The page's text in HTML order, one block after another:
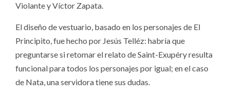
Violante y Víctor Zapata.
El diseño de vestuario, basado en los personajes de El
Principito, fue hecho por Jesús Telléz: habría que
preguntarse si retomar el relato de Saint-Exupéry resulta
funcional para todos los personajes por igual; en el caso
de Nata, una servidora tiene sus dudas.